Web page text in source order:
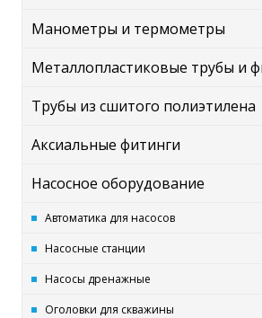
Манометры и термометры
Металлопластиковые трубы и
Трубы из сшитого полиэтилена
Аксиальные фитинги
Насосное оборудование
Автоматика для насосов
Насосные станции
Насосы дренажные
Оголовки для скважины